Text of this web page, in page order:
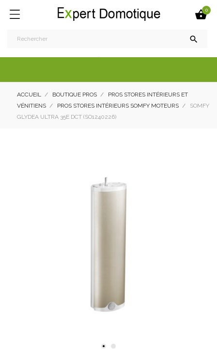
0

ACCUEIL BOUTIQUE PROS
PROS STORES INTÉRIEURS ET
VÉNITIENS
PROS STORES INTÉRIEURS SOMFY MOTEURS
SOMFY
GLYDEA ULTRA 35E DCT (SO1240226)